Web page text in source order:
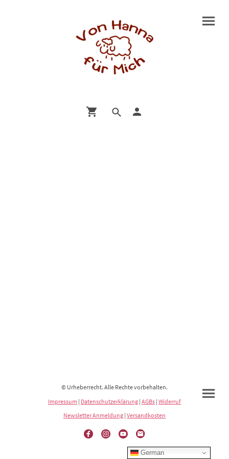
© Urheberrecht. Alle Rechte vorbehalten.
Impressum | Datenschutzerklärung | AGBs | Widerruf
Newsletter Anmeldung | Versandkosten
German